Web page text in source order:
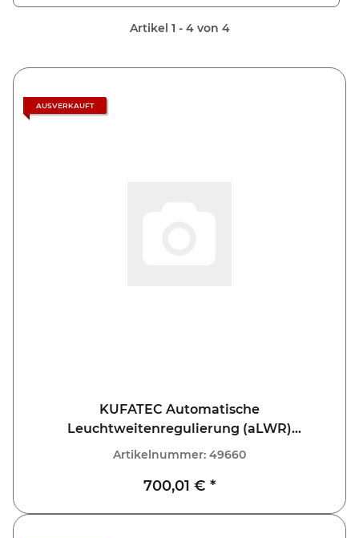
Artikel 1 - 4 von 4
AUSVERKAUFT
KUFATEC Automatische
Leuchtweitenregulierung (aLWR)
Komplettset für VW Golf 8 VIII CD, CG
Artikelnummer: 49660
700,01 € *